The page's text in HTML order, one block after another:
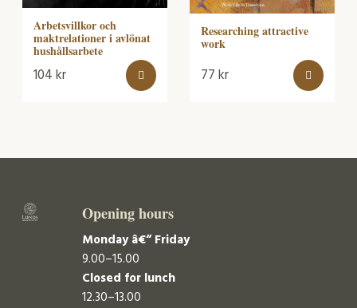
Arbetsvillkor och
maktrelationer i avlönat
hushållsarbete
104kr
Researching attractive
work
77kr
Opening hours
Monday â€“ Friday
9.00–15.00
Closed for lunch
12.30–13.00